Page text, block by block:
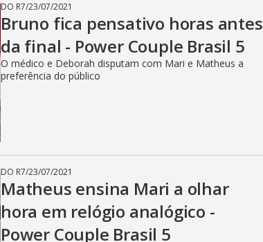
DO R7/23/07/2021
Bruno fica pensativo horas antes
da final - Power Couple Brasil 5
O médico e Deborah disputam com Mari e Matheus a
preferência do público
DO R7/23/07/2021
Matheus ensina Mari a olhar
hora em relógio analógico -
Power Couple Brasil 5